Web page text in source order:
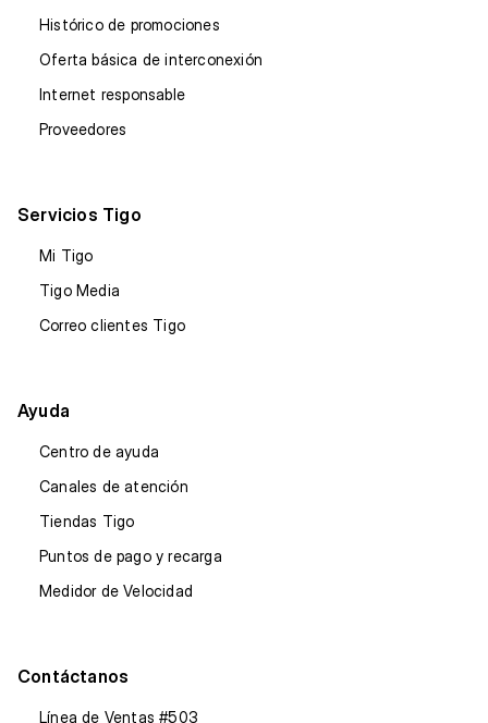
Histórico de promociones
Oferta básica de interconexión
Internet responsable
Proveedores
Servicios Tigo
Mi Tigo
Tigo Media
Correo clientes Tigo
Ayuda
Centro de ayuda
Canales de atención
Tiendas Tigo
Puntos de pago y recarga
Medidor de Velocidad
Contáctanos
Línea de Ventas #503